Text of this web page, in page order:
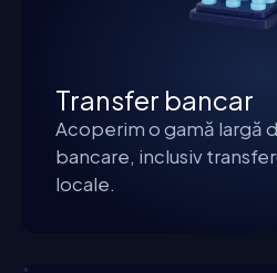
Transfer bancar
Acoperim o gamă largă
bancare, inclusiv
locale.